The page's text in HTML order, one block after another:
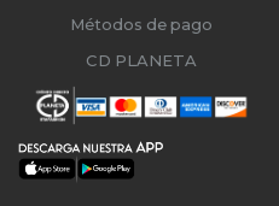
Métodos de pago
CD PLANETA